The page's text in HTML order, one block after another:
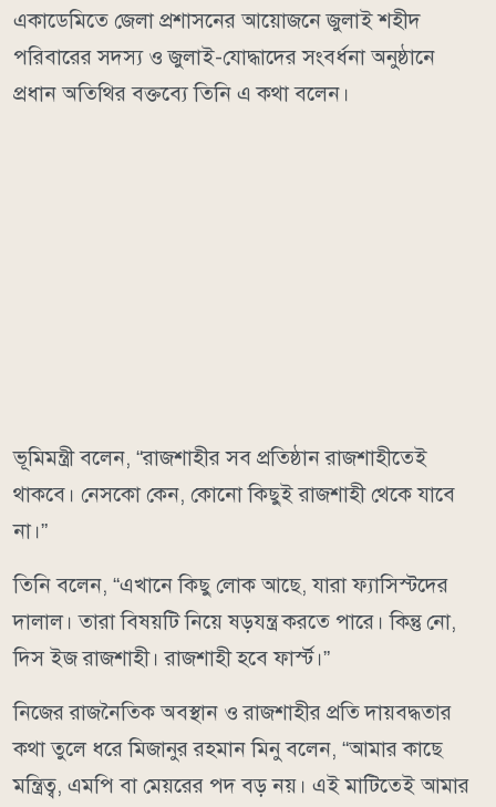
একাডেমিতে জেলা প্রশাসনের আয়োজনে জুলাই শহীদ
পরিবারের সদস্য ও জুলাই-যোদ্ধাদের সংবর্ধনা অনুষ্ঠানে
প্রধান অতিথির বক্তব্যে তিনি এ কথা বলেন।
ভূমিমন্ত্রী বলেন, “রাজশাহীর সব প্রতিষ্ঠান রাজশাহীতেই
থাকবে। নেসকো কেন, কোনো কিছুই রাজশাহী থেকে যাবে
না।”
তিনি বলেন, “এখানে কিছু লোক আছে, যারা ফ্যাসিস্টদের
দালাল। তারা বিষয়টি নিয়ে ষড়যন্ত্র করতে পারে। কিন্তু নো,
দিস ইজ রাজশাহী। রাজশাহী হবে ফার্স্ট।”
নিজের রাজনৈতিক অবস্থান ও রাজশাহীর প্রতি দায়বদ্ধতার
কথা তুলে ধরে মিজানুর রহমান মিনু বলেন, “আমার কাছে
মন্ত্রিত্ব, এমপি বা মেয়রের পদ বড় নয়। এই মাটিতেই আমার